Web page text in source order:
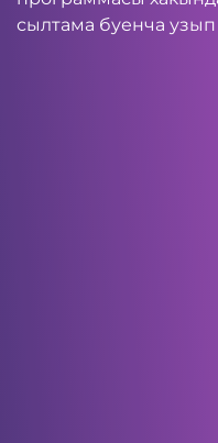
сылтама буенча